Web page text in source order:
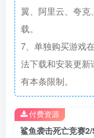
翼、阿里云、夸
载。
7、单独购买游戏
法下载和安装更
有本条限制。
鲨鱼袭击死亡竞赛
付费资源